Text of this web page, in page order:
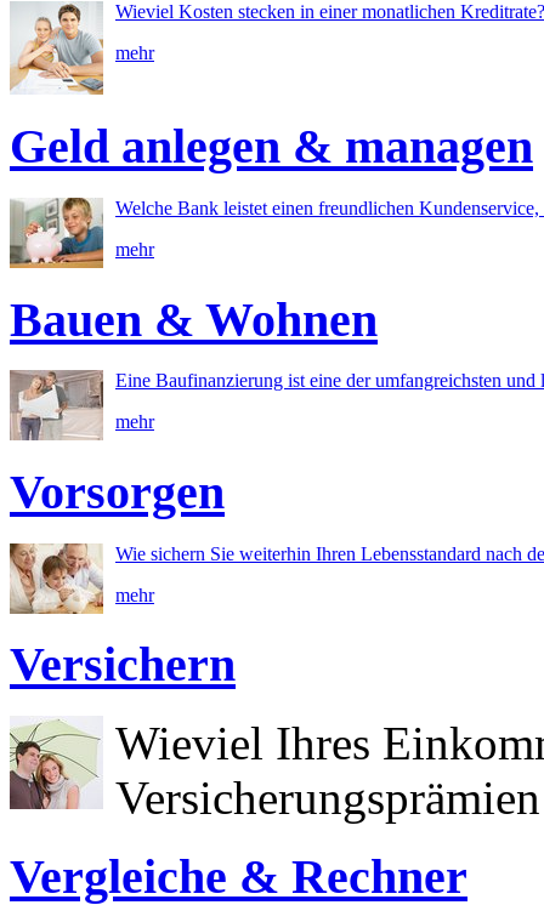
Wieviel Kosten stecken in einer monatlichen
mehr
Geld anlegen & managen
Welche Bank leistet einen freundlichen
mehr
Bauen & Wohnen
Eine Baufinanzierung ist eine der umfangreichsten
mehr
Vorsorgen
Wie sichern Sie weiterhin Ihren Lebensstandard nach
mehr
Versichern
Wieviel Ihres
Vergleiche & Rechner